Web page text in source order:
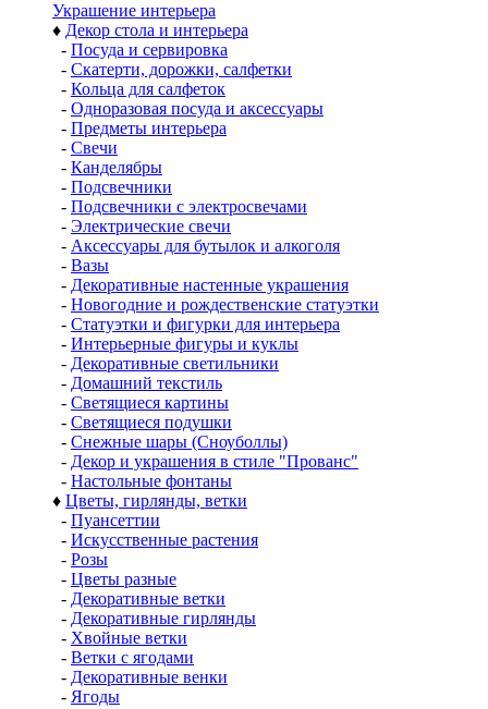
Украшение интерьера
♦ Декор стола и интерьера
- Посуда и сервировка
- Скатерти, дорожки, салфетки
- Кольца для салфеток
- Одноразовая посуда и аксессуары
- Предметы интерьера
- Свечи
- Канделябры
- Подсвечники
- Подсвечники с электросвечами
- Электрические свечи
- Аксессуары для бутылок и алкоголя
- Вазы
- Декоративные настенные украшения
- Новогодние и рождественские статуэтки
- Статуэтки и фигурки для интерьера
- Интерьерные фигуры и куклы
- Декоративные светильники
- Домашний текстиль
- Светящиеся картины
- Светящиеся подушки
- Снежные шары (Сноуболлы)
- Декор и украшения в стиле "Прованс"
- Настольные фонтаны
♦ Цветы, гирлянды, ветки
- Пуансеттии
- Искусственные растения
- Розы
- Цветы разные
- Декоративные ветки
- Декоративные гирлянды
- Хвойные ветки
- Ветки с ягодами
- Декоративные венки
- Ягоды